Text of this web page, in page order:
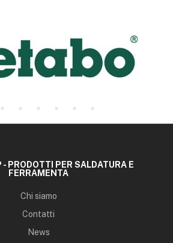
- PRODOTTI PER SALDATURA E
FERRAMENTA
Chi siamo
Contatti
News